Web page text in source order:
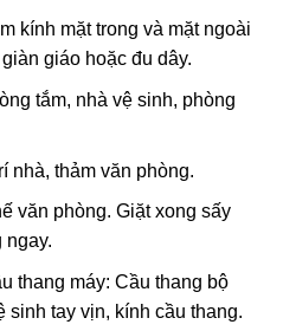
kính mặt trong và mặt ngoài
giáo hoặc đu dây.
tắm, nhà vệ sinh, phòng
nhà, thảm văn phòng.
văn phòng. Giặt xong sấy
ngay.
thang máy: Cầu thang bộ
sinh tay vịn, kính cầu thang.